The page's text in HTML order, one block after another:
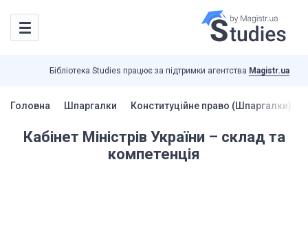
Бібліотека Studies працює за підтримки агентства Magistr.ua
Головна Шпаргалки Конституційне право (Шпаргалки)
Кабінет Міністрів України – склад та
компетенція